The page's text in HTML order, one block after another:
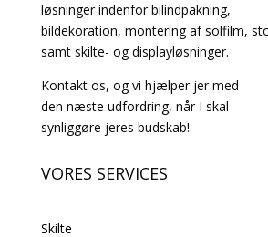
løsninger indenfor bilindpakning,
bildekoration, montering af solfilm,
samt skilte- og displayløsninger.
Kontakt os, og vi hjælper jer med
den næste udfordring, når I skal
synliggøre jeres budskab!
VORES SERVICES
Skilte